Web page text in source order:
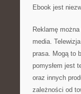
Ebook jest
Reklamę
media.
prasa. Mogą to
pomysłem jest
oraz innych
zależności od